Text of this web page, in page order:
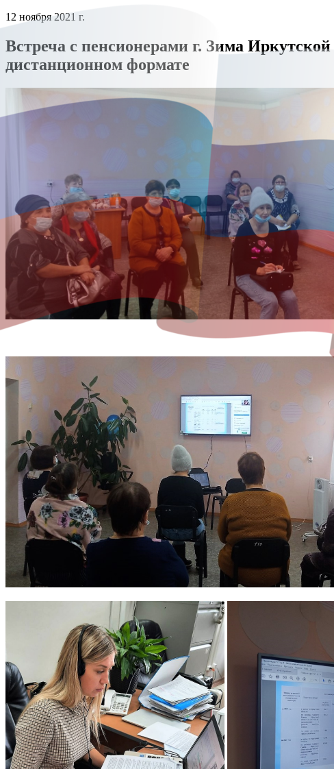
12 ноября 2021 г.
Встреча с пенсионерами г. Зима
дистанционном формате